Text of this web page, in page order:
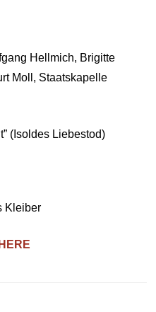
Hellmich, Brigitte
Moll, Staatskapelle
(Isoldes Liebestod)
Kleiber